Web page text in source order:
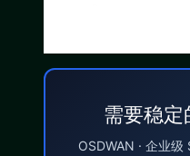
需要稳定
OSDWAN · 企业